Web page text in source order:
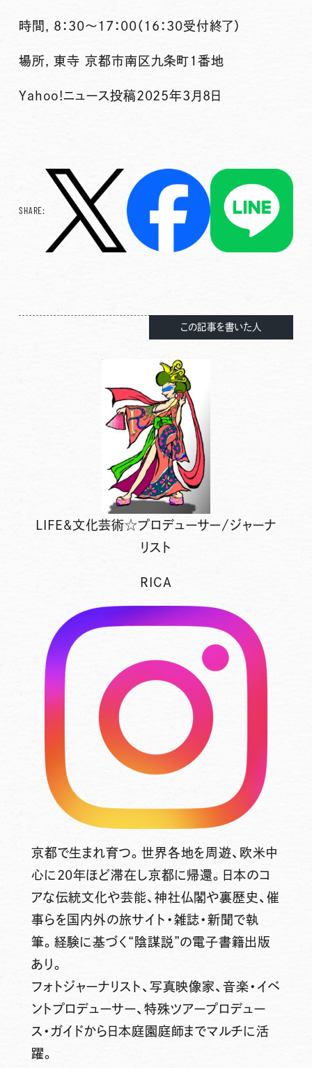
時間, 8：30～17：00（16：30受付終了）
場所, 東寺 京都市南区九条町1番地
Yahoo!ニュース投稿2025年3月8日
SHARE:
この記事を書いた人
LIFE&文化芸術☆プロデューサー/ジャーナ
リスト
RICA
京都で生まれ育つ。世界各地を周遊、欧米中
心に20年ほど滞在し京都に帰還。日本のコ
アな伝統文化や芸能、神社仏閣や裏歴史、催
事らを国内外の旅サイト・雑誌・新聞で執
筆。経験に基づく“陰謀説”の電子書籍出版
あり。
フォトジャーナリスト、写真映像家、音楽・イベ
ントプロデューサー、特殊ツアープロデュー
ス・ガイドから日本庭園庭師までマルチに活
躍。